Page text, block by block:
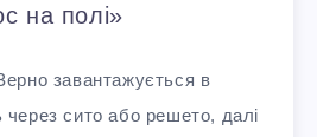
на полі»
завантажується в
через сито або решето, далі